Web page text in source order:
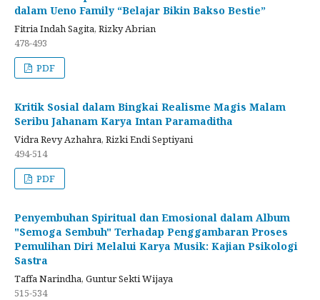
dalam Ueno Family “Belajar Bikin Bakso Bestie”
Fitria Indah Sagita, Rizky Abrian
478-493
PDF
Kritik Sosial dalam Bingkai Realisme Magis Malam
Seribu Jahanam Karya Intan Paramaditha
Vidra Revy Azhahra, Rizki Endi Septiyani
494-514
PDF
Penyembuhan Spiritual dan Emosional dalam Album
"Semoga Sembuh" Terhadap Penggambaran Proses
Pemulihan Diri Melalui Karya Musik: Kajian Psikologi
Sastra
Taffa Narindha, Guntur Sekti Wijaya
515-534